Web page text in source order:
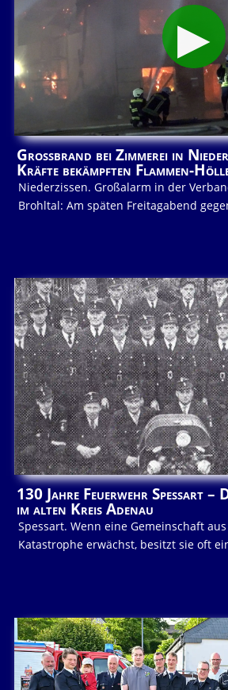
Großbrand bei Zimmerei in
Kräfte bekämpften Flammen-
Niederzissen. Großalarm in der
Brohltal: Am späten Freitagabend
130 Jahre Feuerwehr Spessart –
im alten Kreis Adenau
Spessart. Wenn eine Gemeinschaft
Katastrophe erwächst, besitzt sie oft